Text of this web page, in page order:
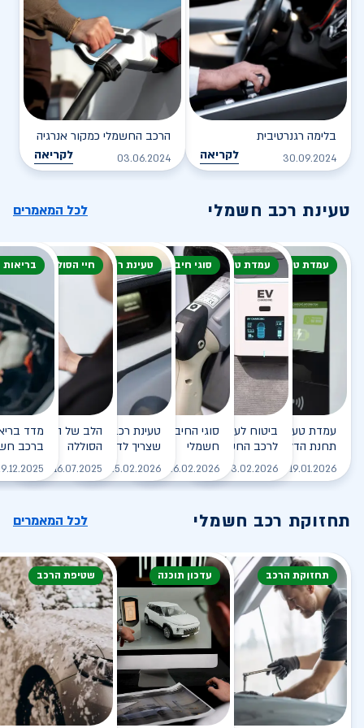
בלימה רגנרטיבית
30.09.2024 לקריאה
הרכב החשמלי כמקור אנרגיה
03.06.2024 לקריאה
טעינת רכב חשמלי לכל המאמרים
עמדת טעינה
עמדת טעינה - הסוף של
תחנת הדלק?
19.01.2026 לקריאה
עמדת טעינה
ביטוח לעמדת טעינה ביתית
לרכב החשמלי
03.02.2026 לקריאה
סוגי חיבור
סוגי החיבורים לטעינת רכב
חשמלי
26.02.2026 לקריאה
טעינת רכב חשמלי
טעינת רכב חשמלי - כל מה
שצריך לדעת
25.02.2026 לקריאה
חיי הסוללה
הלב של הרכב
הסוללה
16.07.2025
ברכב
תחזוקת רכב חשמלי לכל המאמרים
תחזוקת הרכב עדכון תוכנה שטיפת הרכב